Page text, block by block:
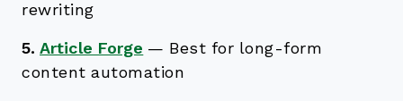
rewriting
5. Article Forge — Best for long-form
content automation